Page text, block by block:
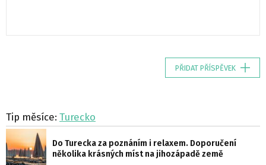
PŘIDAT PŘÍSPĚVEK
Tip měsíce: Turecko
Do Turecka za poznáním i relaxem. Doporučení
několika krásných míst na jihozápadě země